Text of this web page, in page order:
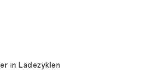
in Ladezyklen